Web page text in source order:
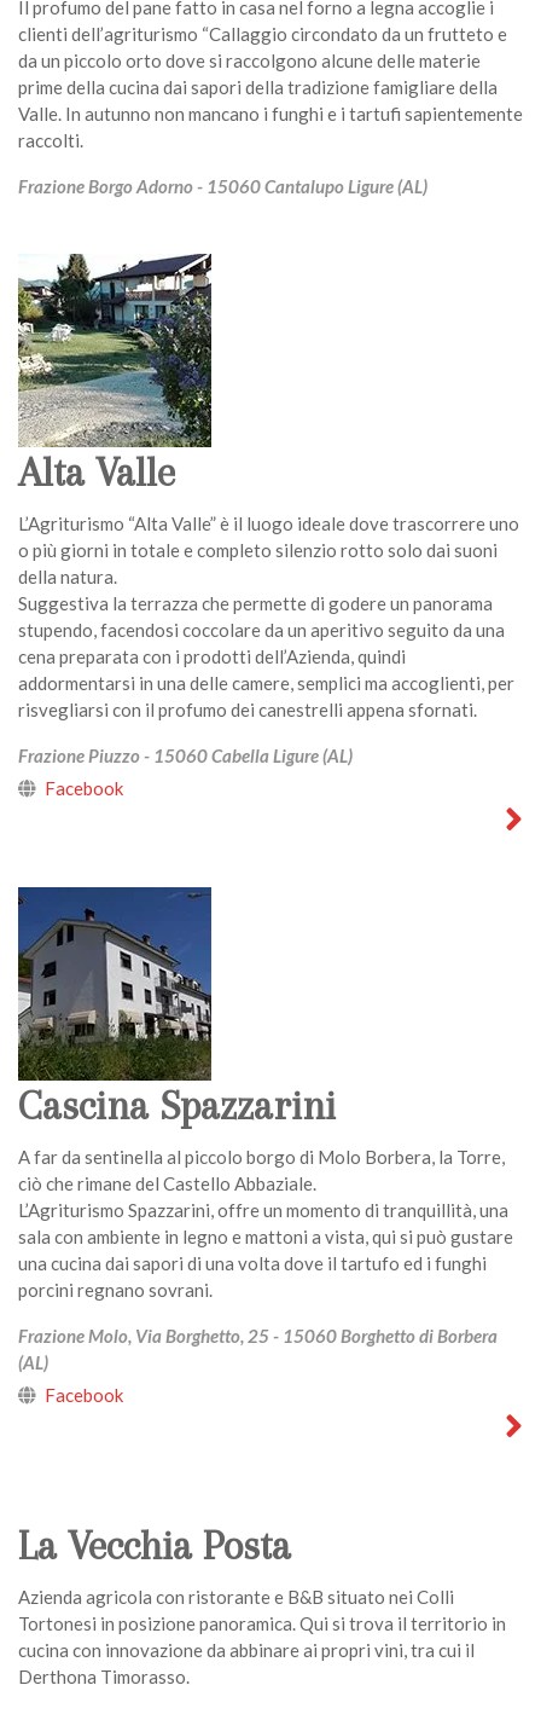
Il profumo del pane fatto in casa nel forno a legna accoglie i
clienti dell’agriturismo “Callaggio circondato da un frutteto e
da un piccolo orto dove si raccolgono alcune delle materie
prime della cucina dai sapori della tradizione famigliare della
Valle. In autunno non mancano i funghi e i tartufi sapientemente
raccolti.
Frazione Borgo Adorno - 15060 Cantalupo Ligure (AL)
Alta Valle
L’Agriturismo “Alta Valle” è il luogo ideale dove trascorrere uno
o più giorni in totale e completo silenzio rotto solo dai suoni
della natura.
Suggestiva la terrazza che permette di godere un panorama
stupendo, facendosi coccolare da un aperitivo seguito da una
cena preparata con i prodotti dell’Azienda, quindi
addormentarsi in una delle camere, semplici ma accoglienti, per
risvegliarsi con il profumo dei canestrelli appena sfornati.
Frazione Piuzzo - 15060 Cabella Ligure (AL)
Facebook
Cascina Spazzarini
A far da sentinella al piccolo borgo di Molo Borbera, la Torre,
ciò che rimane del Castello Abbaziale.
L’Agriturismo Spazzarini, offre un momento di tranquillità, una
sala con ambiente in legno e mattoni a vista, qui si può gustare
una cucina dai sapori di una volta dove il tartufo ed i funghi
porcini regnano sovrani.
Frazione Molo, Via Borghetto, 25 - 15060 Borghetto di Borbera
(AL)
Facebook
La Vecchia Posta
Azienda agricola con ristorante e B&B situato nei Colli
Tortonesi in posizione panoramica. Qui si trova il territorio in
cucina con innovazione da abbinare ai propri vini, tra cui il
Derthona Timorasso.